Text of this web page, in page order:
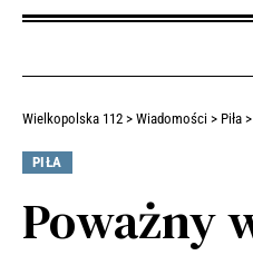
Wielkopolska 112 > Wiadomości > Piła >
PIŁA
Poważny